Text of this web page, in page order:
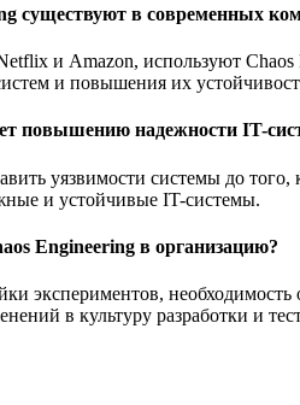
существуют в современных
и Amazon, используют
и повышения их
повышению надежности IT-
уязвимости системы до
и устойчивые IT-системы.
Engineering в организацию?
экспериментов,
в культуру разработки и